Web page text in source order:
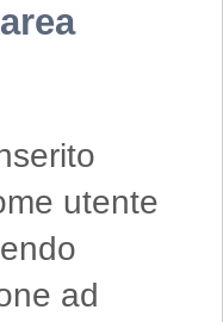
utente
ad